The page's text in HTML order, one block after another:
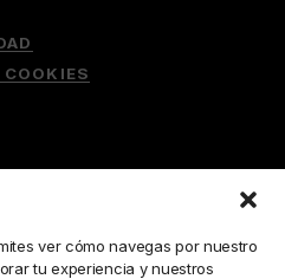
ver cómo navegas por nuestro
tu experiencia y nuestros
COOKIES